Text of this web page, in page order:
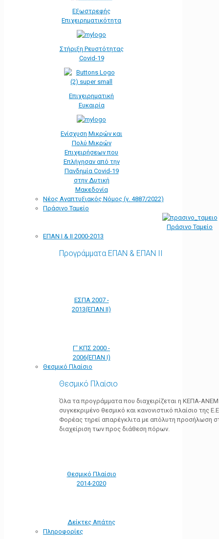
Εξωστρεφής
Επιχειρηματικότητα
Στήριξη Ρευστότητας
Covid-19
Επιχειρηματική
Ευκαιρία
Ενίσχυση Μικρών και
Πολύ Μικρών
Επιχειρήσεων που
Επλήγησαν από την
Πανδημία Covid-19
στην Δυτική
Μακεδονία
Νέος Αναπτυξιακός Νόμος (ν. 4887/2022)
Πράσινο Ταμείο
Πράσινο Ταμείο
ΕΠΑΝ Ι & ΙΙ 2000-2013
Προγράμματα ΕΠΑΝ & ΕΠΑΝ ΙΙ
ΕΣΠΑ 2007 -
2013(ΕΠΑΝ ΙΙ)
Γ' ΚΠΣ 2000 -
2006(ΕΠΑΝ Ι)
Θεσμικό Πλαίσιο
Θεσμικό Πλαίσιο
Όλα τα προγράμματα που διαχειρίζεται η ΚΕΠΑ-
συγκεκριμένο θεσμικό και κανονιστικό πλαίσιο της
Φορέας τηρεί απαρέγκλιτα με απόλυτη προσήλωση
διαχείριση των προς διάθεση πόρων.
Θεσμικό Πλαίσιο
2014-2020
Δείκτες Απάτης
Πληροφορίες